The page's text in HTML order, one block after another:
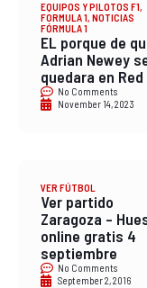
EQUIPOS Y PILOTOS F1,
FORMULA 1, NOTICIAS
FÓRMULA 1
EL porque de
Adrian Newey
quedara en Red
No Comments
November 14, 2023
VER FÚTBOL
Ver partido
Zaragoza –
online gratis 4
septiembre
No Comments
September 2, 2016